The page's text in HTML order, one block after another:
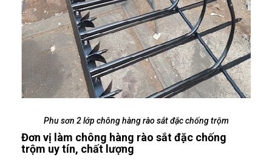
Phu sơn 2 lớp chông hàng rào sắt đặc chống trộm
Đơn vị làm chông hàng rào sắt đặc chống
trộm uy tín, chất lượng